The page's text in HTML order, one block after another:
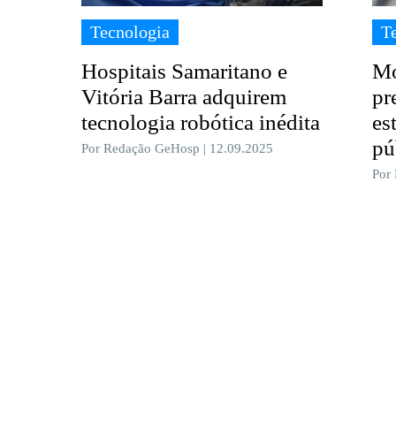
Tecnologia
Hospitais Samaritano e
Vitória Barra adquirem
tecnologia robótica inédita
Por Redação GeHosp | 12.09.2025
Por